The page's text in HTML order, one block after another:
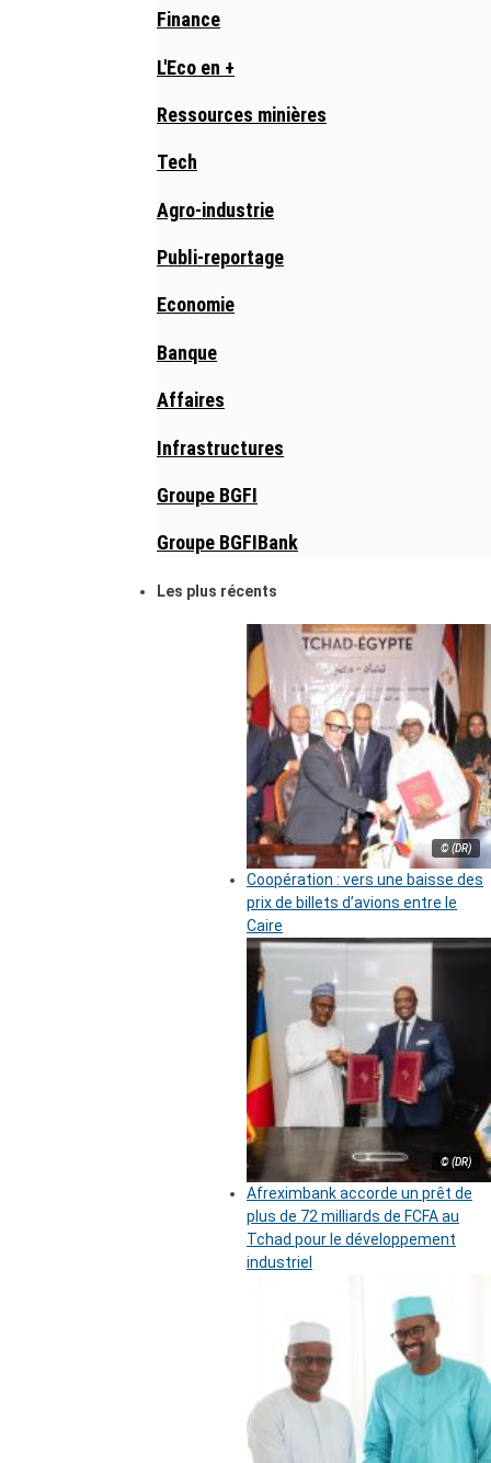
Finance
L'Eco en +
Ressources minières
Tech
Agro-industrie
Publi-reportage
Economie
Banque
Affaires
Infrastructures
Groupe BGFI
Groupe BGFIBank
Les plus récents
© (DR)
Coopération : vers une baisse des
prix de billets d’avions entre le
Caire
© (DR)
Afreximbank accorde un prêt de
plus de 72 milliards de FCFA au
Tchad pour le développement
industriel